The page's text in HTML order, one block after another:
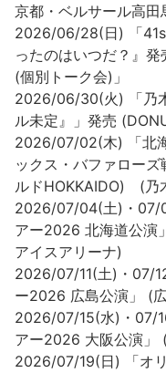
京都・ベルサール高
2026/06/28(日) 「
ったのはいつだ？』
(個別トーク会)」
2026/06/30(火) 「乃
ル未定』」発売
2026/07/02(木) 「北
ックス・バファロー
ルドHOKKAIDO) (乃
2026/07/04(土)・07/
アー2026 北海道公演
アイスアリーナ)
2026/07/11(土)・07/
ー2026 広島公演」 (
2026/07/15(水)・07/
アー2026 大阪公演」
2026/07/19(日) 「オ